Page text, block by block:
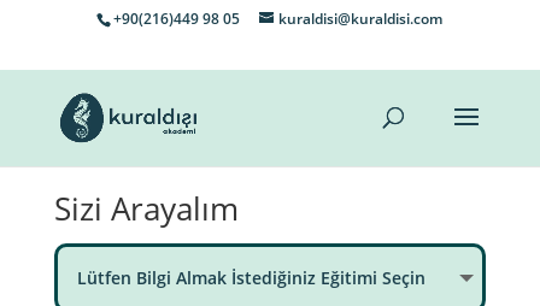
+90(216)449 98 05 kuraldisi@kuraldisi.com
Sizi Arayalım